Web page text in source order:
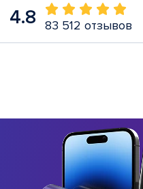
4.8 83 512 отзывов